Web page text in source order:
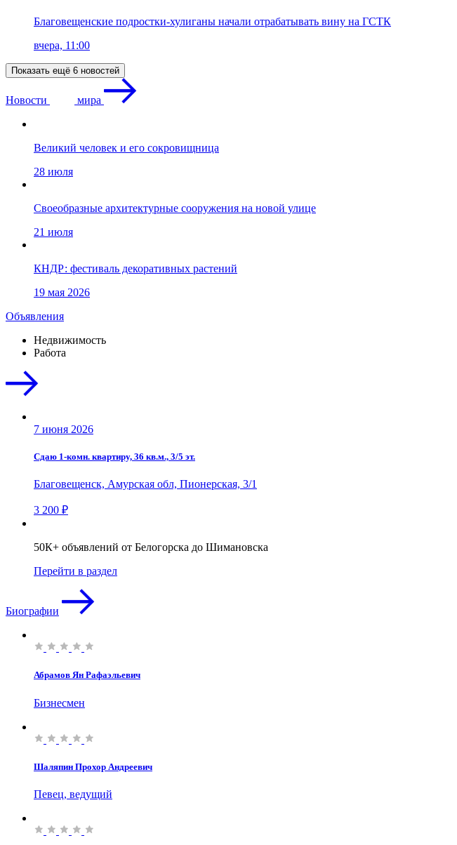
Благовещенские подростки-хулиганы начали отрабатывать вину на ГСТК
вчера, 11:00
Показать ещё 6 новостей
Новости мира
Великий человек и его сокровищница
28 июля
Своеобразные архитектурные сооружения на новой улице
21 июля
КНДР: фестиваль декоративных растений
19 мая 2026
Объявления
Недвижимость
Работа
7 июня 2026
Сдаю 1-комн. квартиру, 36 кв.м., 3/5 эт.
Благовещенск, Амурская обл, Пионерская, 3/1
3 200 ₽
50К+ объявлений от Белогорска до Шимановска
Перейти в раздел
Биографии
Абрамов Ян Рафаэльевич
Бизнесмен
Шаляпин Прохор Андреевич
Певец, ведущий